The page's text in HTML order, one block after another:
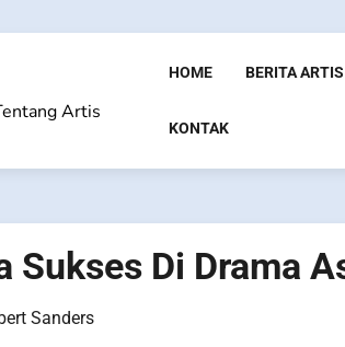
Artis
HOME BERITA ARTIS
KONTAK
Sukses Di Drama
Sanders